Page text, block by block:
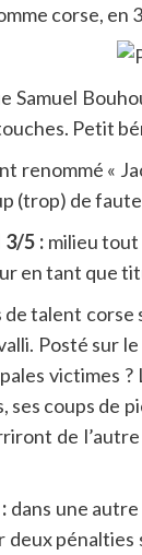
corse, en
Samuel
Petit
renommé «
(trop) de
5 :milieu tout
en tant que
de talent corse
Posté sur
victimes
ses coups de
de
dans une
pénalties